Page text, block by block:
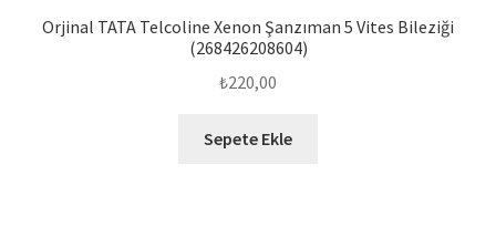
Orjinal TATA Telcoline Xenon Şanzıman 5 Vites Bileziği
(268426208604)
₺220,00
Sepete Ekle